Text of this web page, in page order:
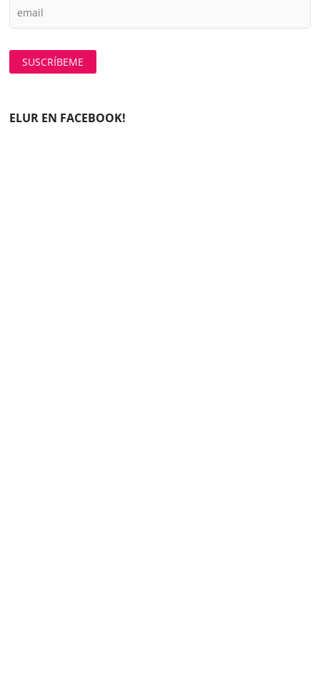
ELUR EN FACEBOOK!